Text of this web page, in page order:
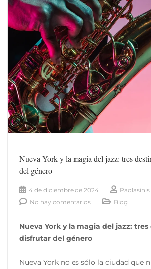
Nueva York y la magia del jazz: tres
del género
4 de diciembre de 2024
Paolasinis
No hay comentarios
Blog
Nueva York y la magia del jazz: tres
disfrutar del género
Nueva York no es sólo la ciudad que